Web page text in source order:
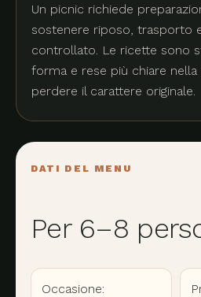
Un picnic richiede
sostenere riposo, trasporto
controllato. Le ricette sono
forma e rese più chiare nella
perdere il carattere originale.
DATI DEL MENU
Per 6–8
Occasione: